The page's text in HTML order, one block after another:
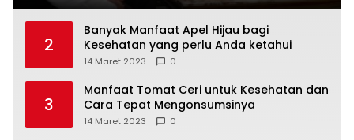
2
Banyak Manfaat Apel Hijau bagi
Kesehatan yang perlu Anda ketahui
14 Maret 2023 0
3
Manfaat Tomat Ceri untuk Kesehatan dan
Cara Tepat Mengonsumsinya
14 Maret 2023 0